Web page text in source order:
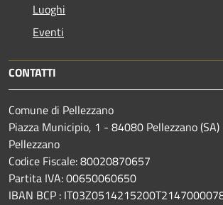
Luoghi
Eventi
CONTATTI
Comune di Pellezzano
Piazza Municipio, 1 - 84080 Pellezzano
Pellezzano
Codice Fiscale: 80020870657
Partita IVA: 00650060650
IBAN BCP :